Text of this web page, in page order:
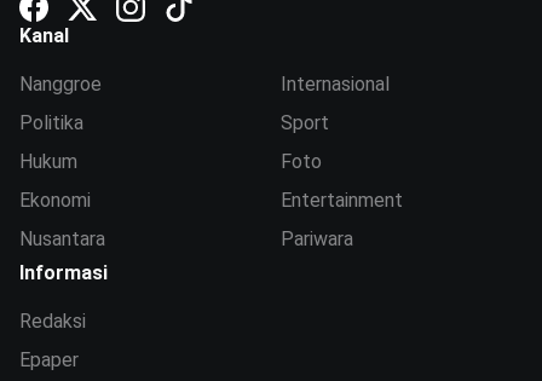
Kanal
Nanggroe
Politika
Hukum
Ekonomi
Nusantara
Internasional
Sport
Foto
Entertainment
Pariwara
Informasi
Redaksi
Epaper